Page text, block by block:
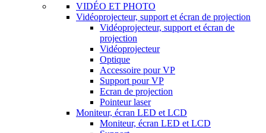
VIDÉO ET PHOTO
Vidéoprojecteur, support et écran de projection
Vidéoprojecteur, support et écran de
projection
Vidéoprojecteur
Optique
Accessoire pour VP
Support pour VP
Ecran de projection
Pointeur laser
Moniteur, écran LED et LCD
Moniteur, écran LED et LCD